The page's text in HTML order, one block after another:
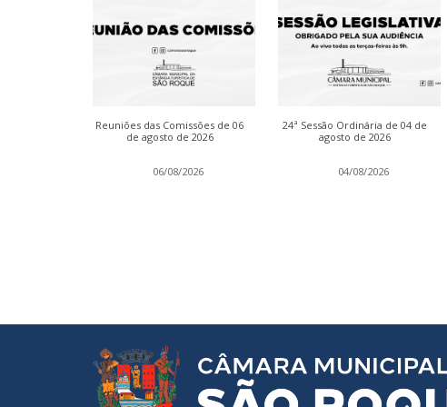
Reuniões das Comissões de 06
de agosto de 2026
06/08/2026
24ª Sessão Ordinária de 04 de
agosto de 2026
04/08/2026